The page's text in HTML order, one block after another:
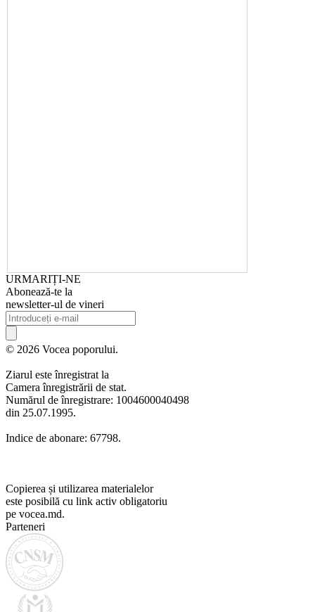
URMARIȚI-NE
Abonează-te la
newsletter-ul de vineri
© 2026 Vocea poporului.
Ziarul este înregistrat la
Camera înregistrării de stat.
Numărul de înregistrare: 1004600040498
din 25.07.1995.
Indice de abonare: 67798.
Copierea și utilizarea materialelor
este posibilă cu link activ obligatoriu
pe vocea.md.
Parteneri